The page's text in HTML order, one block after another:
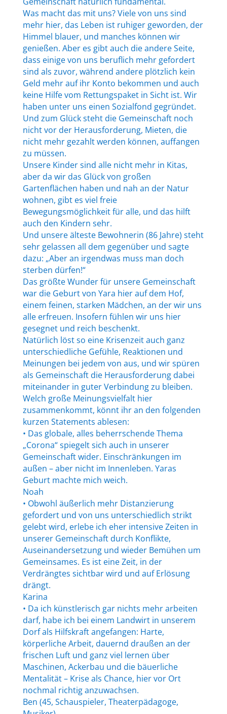
Was macht das mit uns? Viele von uns sind
mehr hier, das Leben ist ruhiger geworden, der
Himmel blauer, und manches können wir
genießen. Aber es gibt auch die andere Seite,
dass einige von uns beruflich mehr gefordert
sind als zuvor, während andere plötzlich kein
Geld mehr auf ihr Konto bekommen und auch
keine Hilfe vom Rettungspaket in Sicht ist. Wir
haben unter uns einen Sozialfond gegründet.
Und zum Glück steht die Gemeinschaft noch
nicht vor der Herausforderung, Mieten, die
nicht mehr gezahlt werden können, auffangen
zu müssen.
Unsere Kinder sind alle nicht mehr in Kitas,
aber da wir das Glück von großen
Gartenflächen haben und nah an der Natur
wohnen, gibt es viel freie
Bewegungsmöglichkeit für alle, und das hilft
auch den Kindern sehr.
Und unsere älteste Bewohnerin (86 Jahre) steht
sehr gelassen all dem gegenüber und sagte
dazu: „Aber an irgendwas muss man doch
sterben dürfen!“
Das größte Wunder für unsere Gemeinschaft
war die Geburt von Yara hier auf dem Hof,
einem feinen, starken Mädchen, an der wir uns
alle erfreuen. Insofern fühlen wir uns hier
gesegnet und reich beschenkt.
Natürlich löst so eine Krisenzeit auch ganz
unterschiedliche Gefühle, Reaktionen und
Meinungen bei jedem von aus, und wir spüren
als Gemeinschaft die Herausforderung dabei
miteinander in guter Verbindung zu bleiben.
Welch große Meinungsvielfalt hier
zusammenkommt, könnt ihr an den folgenden
kurzen Statements ablesen:
• Das globale, alles beherrschende Thema
„Corona“ spiegelt sich auch in unserer
Gemeinschaft wider. Einschränkungen im
außen – aber nicht im Innenleben. Yaras
Geburt machte mich weich.
Noah
• Obwohl äußerlich mehr Distanzierung
gefordert und von uns unterschiedlich strikt
gelebt wird, erlebe ich eher intensive Zeiten in
unserer Gemeinschaft durch Konflikte,
Auseinandersetzung und wieder Bemühen um
Gemeinsames. Es ist eine Zeit, in der
Verdrängtes sichtbar wird und auf Erlösung
drängt.
Karina
• Da ich künstlerisch gar nichts mehr arbeiten
darf, habe ich bei einem Landwirt in unserem
Dorf als Hilfskraft angefangen: Harte,
körperliche Arbeit, dauernd draußen an der
frischen Luft und ganz viel lernen über
Maschinen, Ackerbau und die bäuerliche
Mentalität – Krise als Chance, hier vor Ort
nochmal richtig anzuwachsen.
Ben (45, Schauspieler, Theaterpädagoge,